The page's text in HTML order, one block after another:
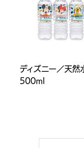
ディズニー／天然
500ml